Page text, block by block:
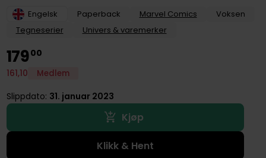
Engelsk Paperback Marvel Comics
Voksen
Tegneserier
Univers & varemerker
17900
161,10 Medlem
Slippdato: 31. januar 2023
Kjøp
Klikk & Hent